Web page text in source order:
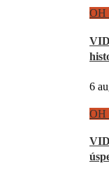
OH
6
OH